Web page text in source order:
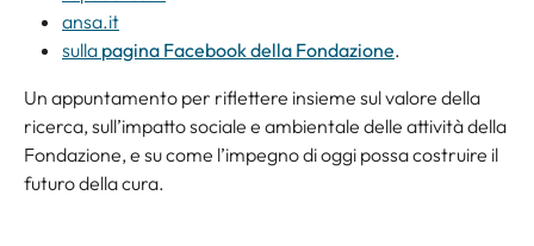
ansa.it
sulla pagina Facebook della Fondazione.
Un appuntamento per riflettere insieme sul valore della
ricerca, sull’impatto sociale e ambientale delle attività della
Fondazione, e su come l’impegno di oggi possa costruire il
futuro della cura.